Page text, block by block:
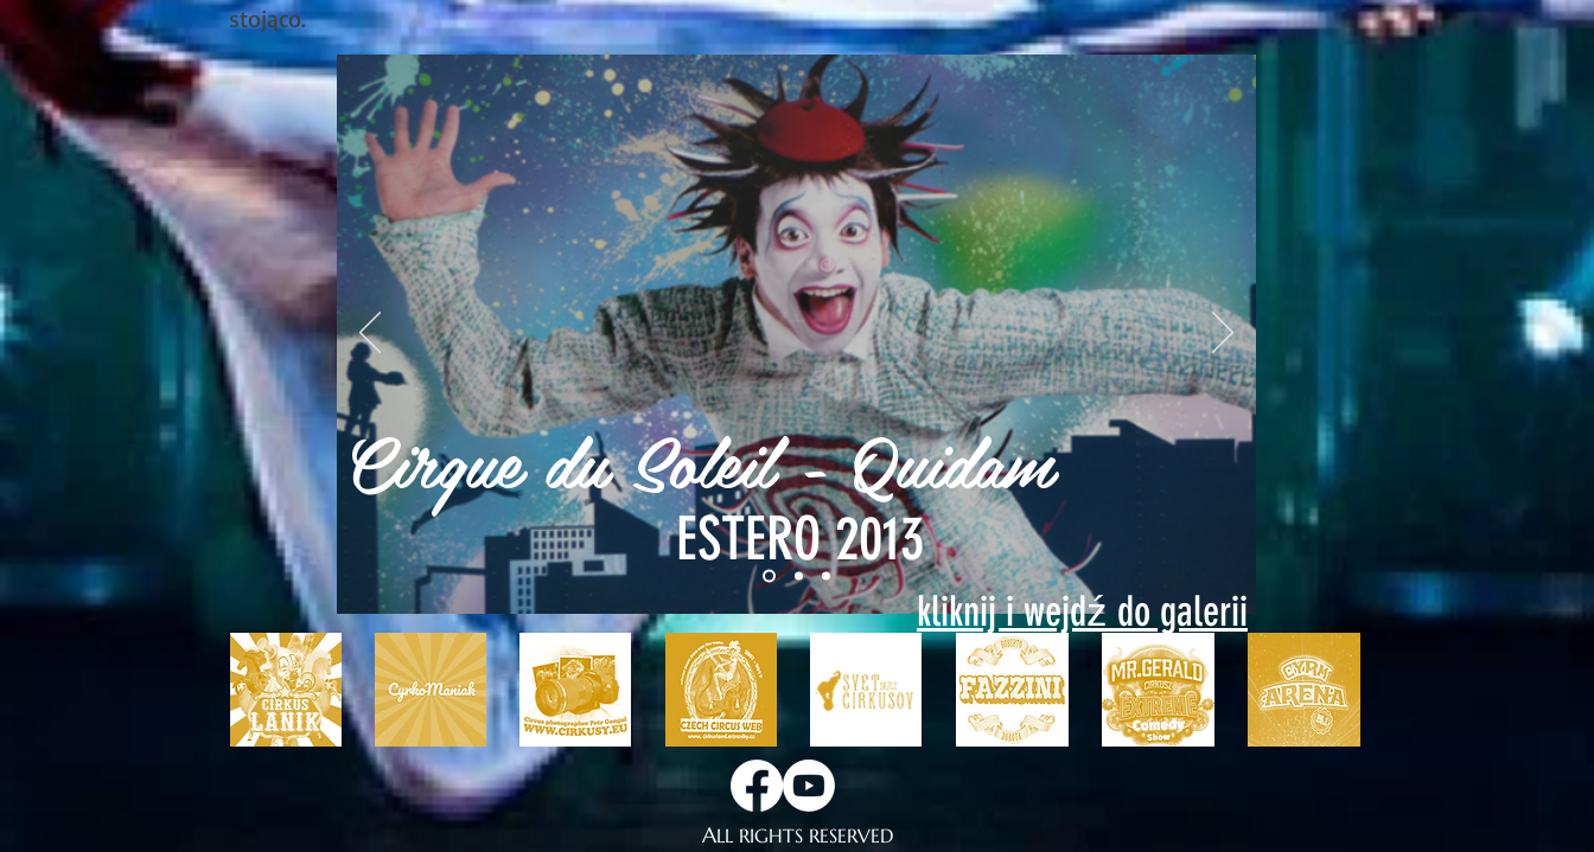
stojąco.
Cirque du Soleil - Quidam
ESTERO 2013
kliknij i wejdź do galerii
ALL RIGHTS RESERVED